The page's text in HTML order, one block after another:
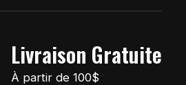
Livraison Gratuite
À partir de 100$